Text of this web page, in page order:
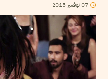
07نوفمبر 2015